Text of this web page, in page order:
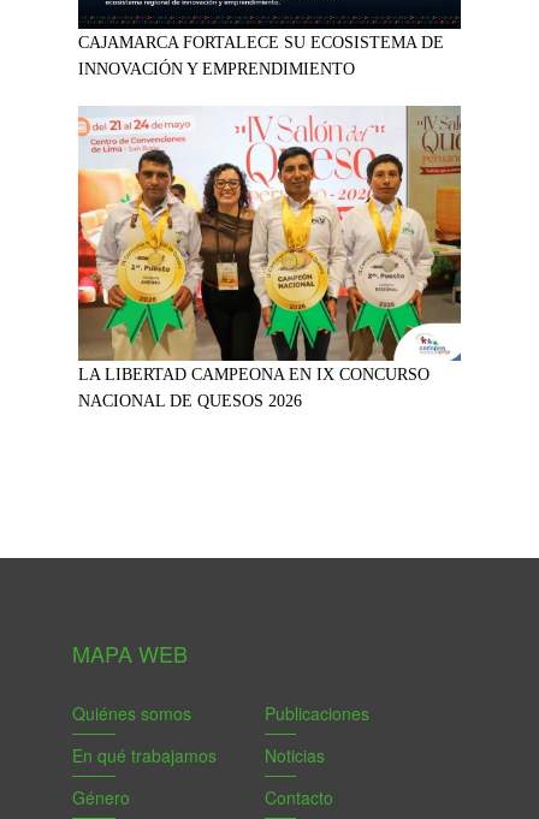
CAJAMARCA FORTALECE SU ECOSISTEMA DE
INNOVACIÓN Y EMPRENDIMIENTO
LA LIBERTAD CAMPEONA EN IX CONCURSO
NACIONAL DE QUESOS 2026
MAPA WEB
Quiénes somos
En qué trabajamos
Género
Publicaciones
Noticias
Contacto